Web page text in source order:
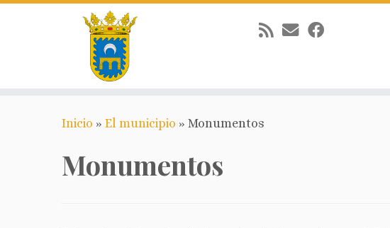
Inicio » El municipio » Monumentos
Monumentos